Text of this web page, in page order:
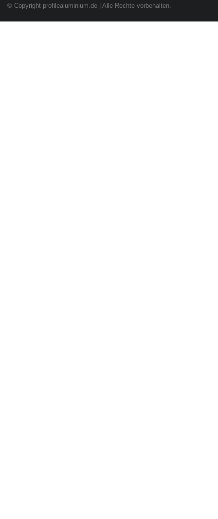
© Copyright profilealuminium.de | Alle Rechte vorbehalten.